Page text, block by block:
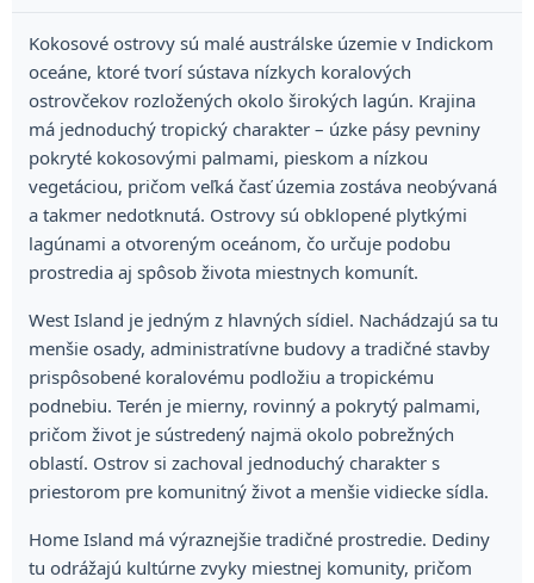
Kokosové ostrovy sú malé austrálske územie v Indickom
oceáne, ktoré tvorí sústava nízkych koralových
ostrovčekov rozložených okolo širokých lagún. Krajina
má jednoduchý tropický charakter – úzke pásy pevniny
pokryté kokosovými palmami, pieskom a nízkou
vegetáciou, pričom veľká časť územia zostáva neobývaná
a takmer nedotknutá. Ostrovy sú obklopené plytkými
lagúnami a otvoreným oceánom, čo určuje podobu
prostredia aj spôsob života miestnych komunít.
West Island je jedným z hlavných sídiel. Nachádzajú sa tu
menšie osady, administratívne budovy a tradičné stavby
prispôsobené koralovému podložiu a tropickému
podnebiu. Terén je mierny, rovinný a pokrytý palmami,
pričom život je sústredený najmä okolo pobrežných
oblastí. Ostrov si zachoval jednoduchý charakter s
priestorom pre komunitný život a menšie vidiecke sídla.
Home Island má výraznejšie tradičné prostredie. Dediny
tu odrážajú kultúrne zvyky miestnej komunity, pričom